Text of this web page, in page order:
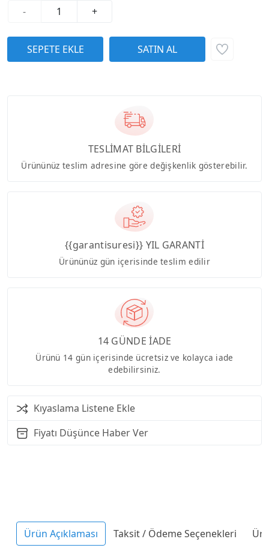
-
+
TESLİMAT BİLGİLERİ
Ürününüz teslim adresine göre değişkenlik gösterebilir.
{{garantisuresi}} YIL GARANTİ
Ürününüz gün içerisinde teslim edilir
14 GÜNDE İADE
Ürünü 14 gün içerisinde ücretsiz ve kolayca iade
edebilirsiniz.
Kıyaslama Listene Ekle
Fiyatı Düşünce Haber Ver
Ürün Açıklaması Taksit / Ödeme Seçenekleri